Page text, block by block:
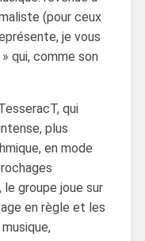
(pour ceux
je vous
qui, comme son
qui
plus
en mode
groupe joue sur
en règle et les